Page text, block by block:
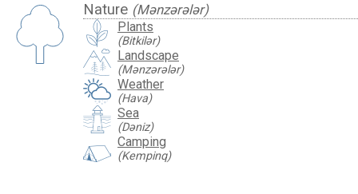
Nature (Mənzərələr)
Plants
(Bitkilər)
Landscape
(Mənzərələr)
Weather
(Hava)
Sea
(Dəniz)
Camping
(Kempinq)